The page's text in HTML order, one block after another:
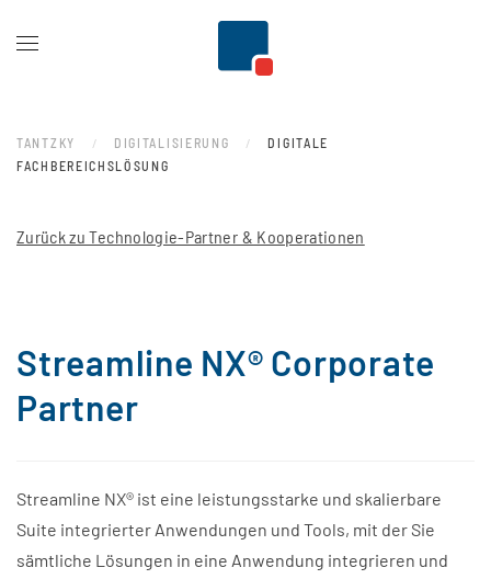
TANTZKY DIGITALISIERUNG
DIGITALE
FACHBEREICHSLÖSUNG
Zurück zu Technologie-Partner & Kooperationen
Streamline NX® Corporate
Partner
Streamline NX® ist eine leistungsstarke und skalierbare
Suite integrierter Anwendungen und Tools, mit der Sie
sämtliche Lösungen in eine Anwendung integrieren und